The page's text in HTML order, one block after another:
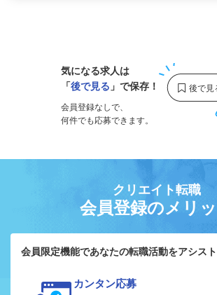
気になる求人は
「後で見る 」で保存！
会員登録なしで、
何件でも応募できます。
クリエイト転職
会員登録のメリ
会員限定機能であなたの転職活動をアシスト
カンタン応募